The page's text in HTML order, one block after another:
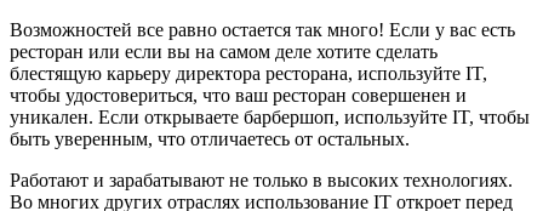
Возможностей все равно остается так много! Если у вас есть
ресторан или если вы на самом деле хотите сделать
блестящую карьеру директора ресторана, используйте IT,
чтобы удостовериться, что ваш ресторан совершенен и
уникален. Если открываете барбершоп, используйте IT, чтобы
быть уверенным, что отличаетесь от остальных.
Работают и зарабатывают не только в высоких технологиях.
Во многих других отраслях использование IT откроет перед